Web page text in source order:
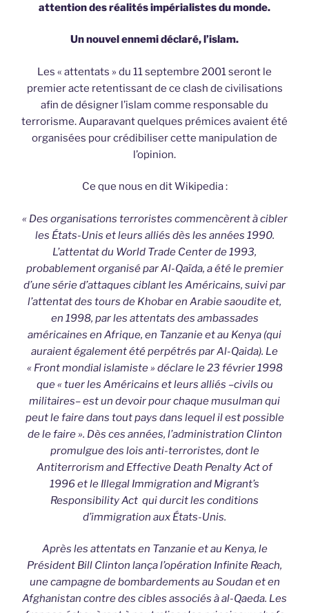
attention des réalités impérialistes du monde.
Un nouvel ennemi déclaré, l’islam.
Les « attentats » du 11 septembre 2001 seront le
premier acte retentissant de ce clash de civilisations
afin de désigner l’islam comme responsable du
terrorisme. Auparavant quelques prémices avaient été
organisées pour crédibiliser cette manipulation de
l’opinion.
Ce que nous en dit Wikipedia :
« Des organisations terroristes commencèrent à cibler
les États-Unis et leurs alliés dès les années 1990.
L’attentat du World Trade Center de 1993,
probablement organisé par Al-Qaïda, a été le premier
d’une série d’attaques ciblant les Américains, suivi par
l’attentat des tours de Khobar en Arabie saoudite et,
en 1998, par les attentats des ambassades
américaines en Afrique, en Tanzanie et au Kenya (qui
auraient également été perpétrés par Al-Qaida). Le
« Front mondial islamiste » déclare le 23 février 1998
que « tuer les Américains et leurs alliés –civils ou
militaires– est un devoir pour chaque musulman qui
peut le faire dans tout pays dans lequel il est possible
de le faire ». Dès ces années, l’administration Clinton
promulgue des lois anti-terroristes, dont le
Antiterrorism and Effective Death Penalty Act of
1996 et le Illegal Immigration and Migrant’s
Responsibility Act qui durcit les conditions
d’immigration aux États-Unis.
Après les attentats en Tanzanie et au Kenya, le
Président Bill Clinton lança l’opération Infinite Reach,
une campagne de bombardements au Soudan et en
Afghanistan contre des cibles associés à al-Qaeda. Les